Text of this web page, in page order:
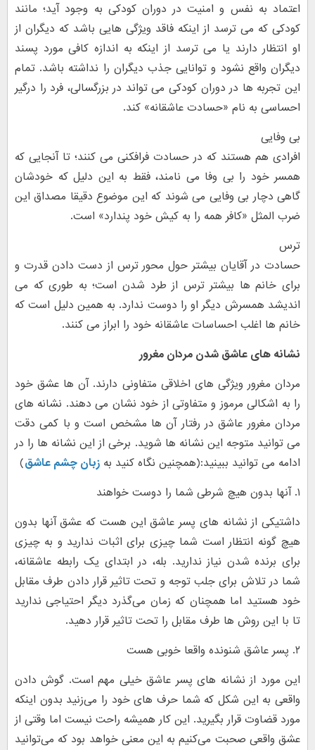
اعتماد به نفس و امنیت در دوران کودکی به وجود آید؛ مانند
کودکی که می ترسد از اینکه فاقد ویژگی هایی باشد که دیگران از
او انتظار دارند یا می ترسد از اینکه به اندازه کافی مورد پسند
دیگران واقع نشود و توانایی جذب دیگران را نداشته باشد. تمام
این تجربه ها در دوران کودکی می تواند در بزرگسالی، فرد را درگیر
احساسی به نام «حسادت عاشقانه» کند.
بی وفایی
افرادی هم هستند که در حسادت فرافکنی می کنند؛ تا آنجایی که
همسر خود را بی وفا می نامند، فقط به این دلیل که خودشان
گاهی دچار بی وفایی می شوند که این موضوع دقیقا مصداق این
ضرب المثل «کافر همه را به کیش خود پندارد» است.
ترس
حسادت در آقایان بیشتر حول محور ترس از دست دادن قدرت و
برای خانم ها بیشتر ترس از طرد شدن است؛ به طوری که می
اندیشد همسرش دیگر او را دوست ندارد. به همین دلیل است که
خانم ها اغلب احساسات عاشقانه خود را ابراز می کنند.
نشانه های عاشق شدن مردان مغرور
مردان مغرور ویژگی های اخلاقی متفاونی دارند. آن ها عشق خود
را به اشکالی مرموز و متفاوتی از خود نشان می دهند. نشانه های
مردان مغرور عاشق در رفتار آن ها مشخص است و با کمی دقت
می توانید متوجه این نشانه ها شوید. برخی از این نشانه ها را در
ادامه می توانید ببینید:(همچنین نگاه کنید به زبان چشم عاشق)
۱. آنها بدون هیچ شرطی شما را دوست خواهند
داشتیکی از نشانه های پسر عاشق این هست که عشق آنها بدون
هیچ گونه انتظار است شما چیزی برای اثبات ندارید و به چیزی
برای برنده شدن نیاز ندارید. بله، در ابتدای یک رابطه عاشقانه،
شما در تلاش برای جلب توجه و تحت تاثیر قرار دادن طرف مقابل
خود هستید اما همچنان که زمان می‌گذرد دیگر احتیاجی ندارید
تا با این روش ها طرف مقابل را تحت تاثیر قرار دهید.
۲. پسر عاشق شنونده واقعا خوبی هست
این مورد از نشانه های پسر عاشق خیلی مهم است. گوش دادن
واقعی به این شکل که شما حرف های خود را می‌زنید بدون اینکه
مورد قضاوت قرار بگیرید. این کار همیشه راحت نیست اما وقتی از
عشق واقعی صحبت می‌کنیم به این معنی خواهد بود که می‌توانید